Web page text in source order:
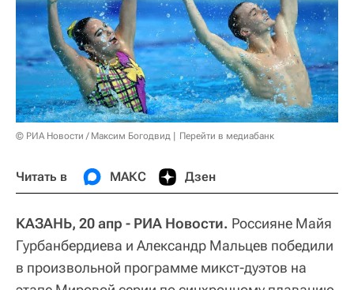
© РИА Новости / Максим Богодвид Перейти в медиабанк
Читать в МАКС Дзен
КАЗАНЬ, 20 апр - РИА Новости. Россияне Майя
Гурбанбердиева и Александр Мальцев победили
в произвольной программе микст-дуэтов на